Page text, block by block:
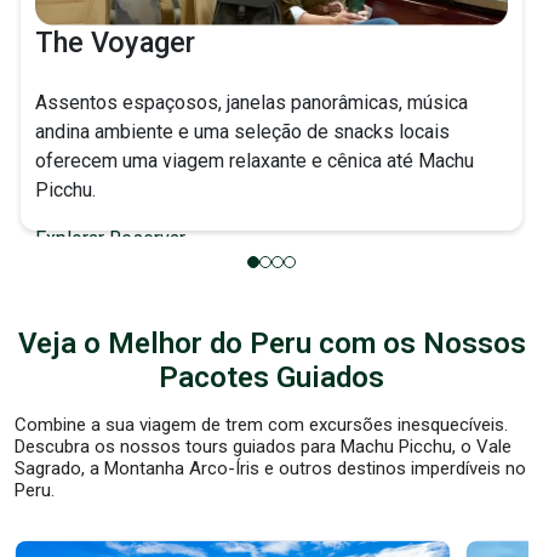
The Voyager
Assentos espaçosos, janelas panorâmicas, música
andina ambiente e uma seleção de snacks locais
oferecem uma viagem relaxante e cênica até Machu
Picchu.
Explorar Reservar
Veja o Melhor do Peru com os Nossos
Pacotes Guiados
Combine a sua viagem de trem com excursões inesquecíveis.
Descubra os nossos tours guiados para Machu Picchu, o Vale
Sagrado, a Montanha Arco-Íris e outros destinos imperdíveis no
Peru.